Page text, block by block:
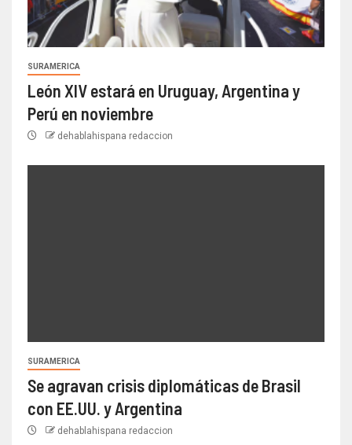
SURAMERICA
León XIV estará en Uruguay, Argentina y
Perú en noviembre
dehablahispana redaccion
SURAMERICA
Se agravan crisis diplomáticas de Brasil
con EE.UU. y Argentina
dehablahispana redaccion